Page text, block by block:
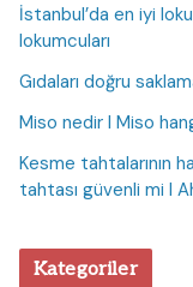
İstanbul’da en iyi
lokumcuları
Gıdaları doğru
Miso nedir I Miso
Kesme tahtalarının
tahtası güvenli mi I
Kategoriler